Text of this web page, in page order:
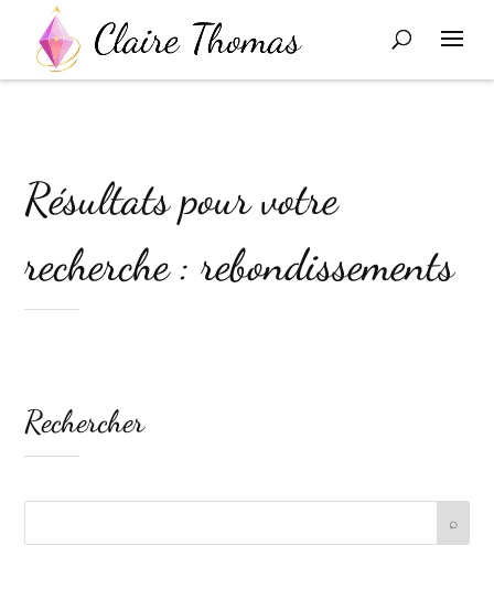
Résultats pour votre
recherche : rebondissements
Rechercher